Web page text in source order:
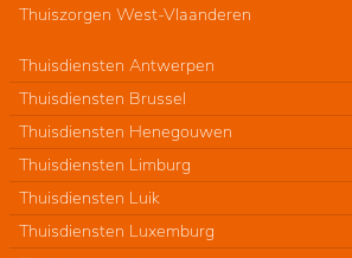
Thuiszorgen West-Vlaanderen
Thuisdiensten Antwerpen
Thuisdiensten Brussel
Thuisdiensten Henegouwen
Thuisdiensten Limburg
Thuisdiensten Luik
Thuisdiensten Luxemburg